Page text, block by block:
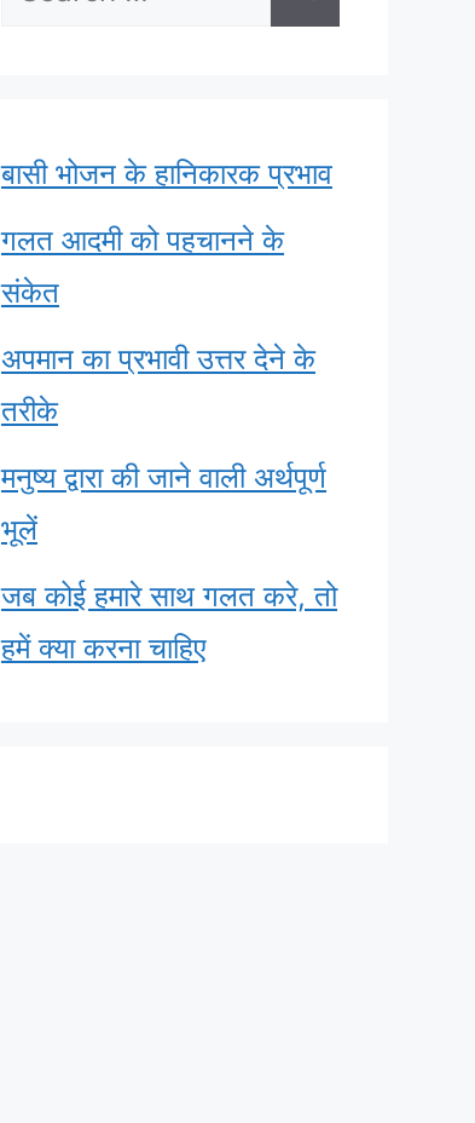
बासी भोजन के हानिकारक प्रभाव
गलत आदमी को पहचानने के
संकेत
अपमान का प्रभावी उत्तर देने के
तरीके
मनुष्य द्वारा की जाने वाली अर्थपूर्ण
भूलें
जब कोई हमारे साथ गलत करे, तो
हमें क्या करना चाहिए